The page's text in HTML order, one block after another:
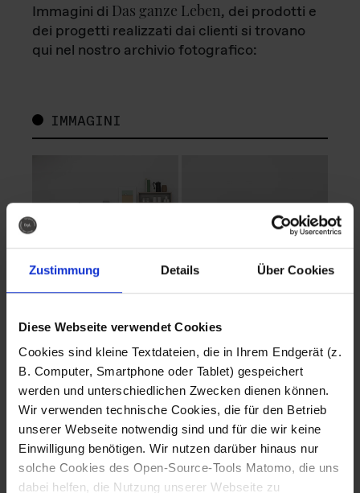
Zustimmung Details Über Cookies
Diese Webseite verwendet Cookies
Cookies sind kleine Textdateien, die in Ihrem Endgerät (z.
B. Computer, Smartphone oder Tablet) gespeichert
werden und unterschiedlichen Zwecken dienen können.
Wir verwenden technische Cookies, die für den Betrieb
unserer Webseite notwendig sind und für die wir keine
Einwilligung benötigen. Wir nutzen darüber hinaus nur
solche Cookies des Open-Source-Tools Matomo, die uns
dabei helfen, die Nutzung unserer Webseite zu
Immagini di Das ganze Leben, dei prodotti e
dei progetti realizzati dai clienti si trovano
qui nel nostro archivio fotografico:
IMMAGINI
Fotografo: Lorenz
Sternbach
Download
Fotografo: Lorenz
Sternbach
Download